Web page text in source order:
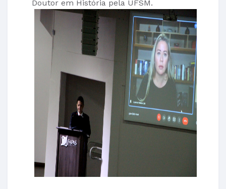
Doutor em História pela UFSM.